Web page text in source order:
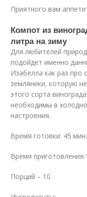
Приятного вам
Компот из
литра на зиму
Для любителей
подойдет именно
Изабелла как раз про
земляники, которую
этого сорта
необходимы в
настроения.
Время готовки: 45 мин.
Время
Порций – 10.